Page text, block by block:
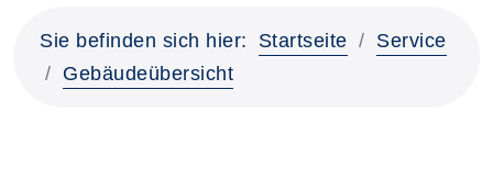
Sie befinden sich hier: Startseite
Service
Gebäudeübersicht